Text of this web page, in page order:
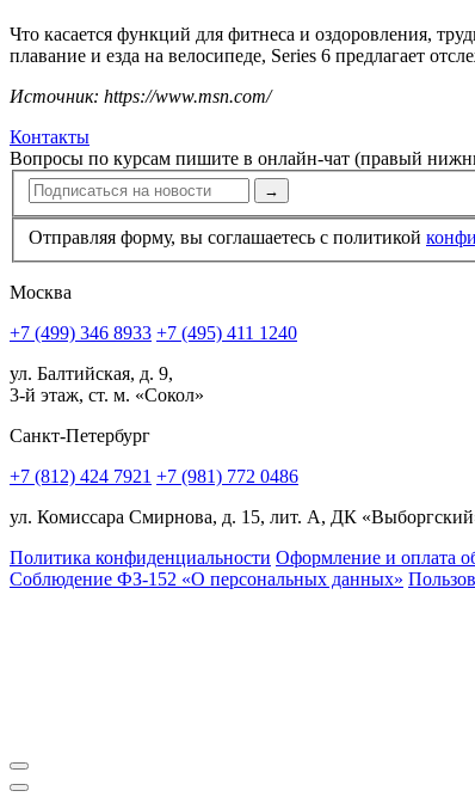
Что касается функций для фитнеса и оздоровления,
плавание и езда на велосипеде, Series 6 предлагает
Источник: https://www.msn.com/
Контакты
Вопросы по курсам пишите в онлайн-чат (правый
→
Отправляя форму, вы соглашаетесь с политикой
Москва
+7 (499) 346 8933 +7 (495) 411 1240
ул. Балтийская, д. 9,
3-й этаж, ст. м. «Сокол»
Санкт-Петербург
+7 (812) 424 7921 +7 (981) 772 0486
ул. Комиссара Смирнова, д. 15, лит. А, ДК
Политика конфиденциальности Оформление и оплата
Соблюдение ФЗ-152 «О персональ­ных данных»